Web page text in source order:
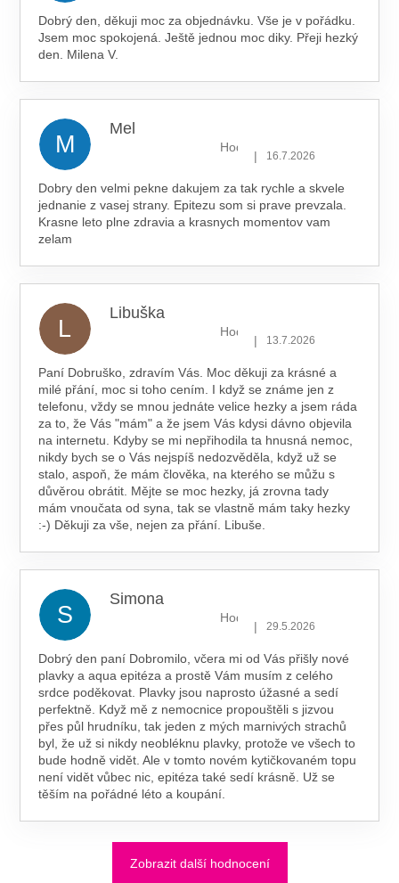
Dobrý den, děkuji moc za objednávku. Vše je v pořádku.
Jsem moc spokojená. Ještě jednou moc diky. Přeji hezký
den. Milena V.
M
Mel
Hodnocení obchodu je 5 z 5
| 16.7.2026
Dobry den velmi pekne dakujem za tak rychle a skvele
jednanie z vasej strany. Epitezu som si prave prevzala.
Krasne leto plne zdravia a krasnych momentov vam
zelam
L
Libuška
Hodnocení obchodu je 5 z 5
| 13.7.2026
Paní Dobruško, zdravím Vás. Moc děkuji za krásné a
milé přání, moc si toho cením. I když se známe jen z
telefonu, vždy se mnou jednáte velice hezky a jsem ráda
za to, že Vás "mám" a že jsem Vás kdysi dávno objevila
na internetu. Kdyby se mi nepřihodila ta hnusná nemoc,
nikdy bych se o Vás nejspíš nedozvěděla, když už se
stalo, aspoň, že mám člověka, na kterého se můžu s
důvěrou obrátit. Mějte se moc hezky, já zrovna tady
mám vnoučata od syna, tak se vlastně mám taky hezky
:-) Děkuji za vše, nejen za přání. Libuše.
S
Simona
Hodnocení obchodu je 5 z 5
| 29.5.2026
Dobrý den paní Dobromilo, včera mi od Vás přišly nové
plavky a aqua epitéza a prostě Vám musím z celého
srdce poděkovat. Plavky jsou naprosto úžasné a sedí
perfektně. Když mě z nemocnice propouštěli s jizvou
přes půl hrudníku, tak jeden z mých marnivých strachů
byl, že už si nikdy neobléknu plavky, protože ve všech to
bude hodně vidět. Ale v tomto novém kytičkovaném topu
není vidět vůbec nic, epitéza také sedí krásně. Už se
těším na pořádné léto a koupání.
Zobrazit další hodnocení